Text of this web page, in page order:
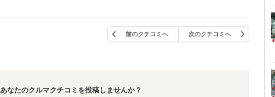
前のクチコミへ 次のクチコミへ
あなたのクルマクチコミを投稿しませんか？